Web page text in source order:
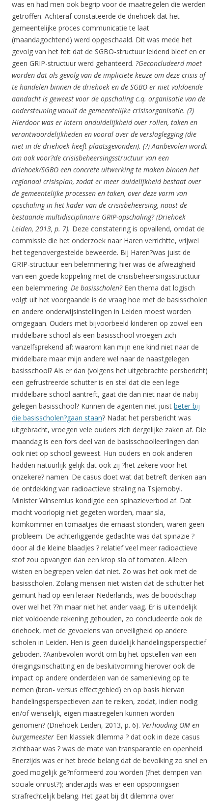
was en had men ook begrip voor de maatregelen die werden
getroffen. Achteraf constateerde de driehoek dat het
gemeentelijke proces communicatie te laat
(maandagochtend) werd opgeschaald. Dit was mede het
gevolg van het feit dat de SGBO-structuur leidend bleef en er
geen GRIP-structuur werd gehanteerd. ?Geconcludeerd moet
worden dat als gevolg van de impliciete keuze om deze crisis af
te handelen binnen de driehoek en de SGBO er niet voldoende
aandacht is geweest voor de opschaling c.q. organisatie van de
ondersteuning vanuit de gemeentelijke crisisorganisatie. (?)
Hierdoor was er intern onduidelijkheid over rollen, taken en
verantwoordelijkheden en vooral over de verslaglegging (die
niet in de driehoek heeft plaatsgevonden). (?) Aanbevolen wordt
om ook voor?de crisisbeheersingsstructuur van een
driehoek/SGBO een concrete uitwerking te maken binnen het
regionaal crisisplan, zodat er meer duidelijkheid bestaat over
de gemeentelijke processen en taken, over deze vorm van
opschaling in het kader van de crisisbeheersing, naast de
bestaande multidisciplinaire GRIP-opschaling? (Driehoek
Leiden, 2013, p. 7). Deze constatering is opvallend, omdat de
commissie die het onderzoek naar Haren verrichtte, vrijwel
het tegenovergestelde beweerde. Bij Haren?was juist de
GRIP-structuur een belemmering; hier was de afwezigheid
van een goede koppeling met de crisisbeheersingsstructuur
een belemmering. De basisscholen?Een thema dat logisch
volgt uit het voorgaande is de vraag hoe met de basisscholen
en andere onderwijsinstellingen in Leiden moest worden
omgegaan. Ouders met bijvoorbeeld kinderen op zowel een
middelbare school als een basisschool vroegen zich
vanzelfsprekend af: waarom kan mijn ene kind niet naar de
middelbare maar mijn andere wel naar de naastgelegen
basisschool? Als er dan (volgens het uitgebrachte persbericht)
een gefrustreerde schutter is en stel dat die een lege
middelbare school aantreft, gaat die dan niet naar de nabij
gelegen basisschool? Kunnen de agenten niet juist beter bij
die basisscholen?gaan staan? Nadat het persbericht was
uitgebracht, vroegen vele ouders zich dergelijke zaken af. Die
maandag is een fors deel van de basisschoolleerlingen dan
ook niet op school geweest. Hun ouders en ook anderen
hadden natuurlijk gelijk dat ook zij ?het zekere voor het
onzekere? namen. De casus doet wat dat betreft denken aan
de ontdekking van radioactieve straling na Tsjernobyl.
Minister Winsemius kondigde een spinazieverbod af. Dat
mocht voorlopig niet gegeten worden, maar sla,
komkommer en tomaatjes die ernaast stonden, waren geen
probleem. De achterliggende gedachte was dat spinazie ?
door al die kleine blaadjes ? relatief veel meer radioactieve
stof zou opvangen dan een krop sla of tomaten. Alleen
wisten en begrepen velen dat niet. Zo was het ook met de
basisscholen. Zolang mensen niet wisten dat de schutter het
gemunt had op een leraar Nederlands, was de boodschap
over wel het ??n maar niet het ander vaag. Er is uiteindelijk
niet voldoende rekening gehouden, zo concludeerde ook de
driehoek, met de gevoelens van onveiligheid op andere
scholen in Leiden. Hen is geen duidelijk handelingsperspectief
geboden. ?Aanbevolen wordt om bij het opstellen van een
dreigingsinschatting en de besluitvorming hierover ook de
impact op andere onderdelen van de samenleving op te
nemen (bron- versus effectgebied) en op basis hiervan
handelingsperspectieven aan te reiken, zodat, indien nodig
en/of wenselijk, eigen maatregelen kunnen worden
genomen? (Driehoek Leiden, 2013, p. 6). Verhouding OM en
burgemeester Een klassiek dilemma ? dat ook in deze casus
zichtbaar was ? was de mate van transparantie en openheid.
Enerzijds was er het brede belang dat de bevolking zo snel en
goed mogelijk ge?nformeerd zou worden (?het dempen van
sociale onrust?); anderzijds was er een opsporingsen
strafrechtelijk belang. Het gaat bij dit dilemma over